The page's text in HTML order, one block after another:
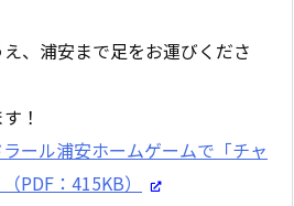
、浦安まで足をお運びくださ
！
ール浦安ホームゲームで「チャ
PDF：415KB）